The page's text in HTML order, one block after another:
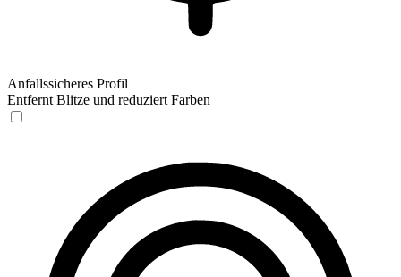
Anfallssicheres Profil
Entfernt Blitze und reduziert Farben